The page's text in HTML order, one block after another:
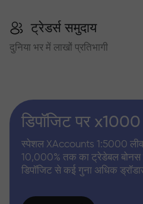
ट्रेडर्स समुदाय
दुनिया भर में लाखों प्रतिभागी
डिपॉजिट पर
स्पेशल XAccounts 1:5000
10,000% तक का ट्रेडेबल
डिपॉजिट से कई गुना अधिक